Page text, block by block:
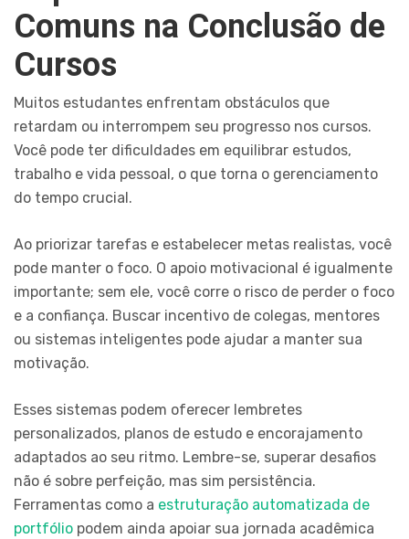
Comuns na Conclusão de
Cursos
Muitos estudantes enfrentam obstáculos que
retardam ou interrompem seu progresso nos cursos.
Você pode ter dificuldades em equilibrar estudos,
trabalho e vida pessoal, o que torna o gerenciamento
do tempo crucial.
Ao priorizar tarefas e estabelecer metas realistas, você
pode manter o foco. O apoio motivacional é igualmente
importante; sem ele, você corre o risco de perder o foco
e a confiança. Buscar incentivo de colegas, mentores
ou sistemas inteligentes pode ajudar a manter sua
motivação.
Esses sistemas podem oferecer lembretes
personalizados, planos de estudo e encorajamento
adaptados ao seu ritmo. Lembre-se, superar desafios
não é sobre perfeição, mas sim persistência.
Ferramentas como a estruturação automatizada de
portfólio podem ainda apoiar sua jornada acadêmica